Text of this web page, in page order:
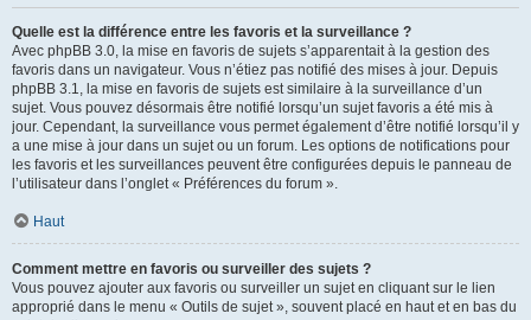
Quelle est la différence entre les favoris et la surveillance ?
Avec phpBB 3.0, la mise en favoris de sujets s’apparentait à la gestion des
favoris dans un navigateur. Vous n’étiez pas notifié des mises à jour. Depuis
phpBB 3.1, la mise en favoris de sujets est similaire à la surveillance d’un
sujet. Vous pouvez désormais être notifié lorsqu’un sujet favoris a été mis à
jour. Cependant, la surveillance vous permet également d’être notifié lorsqu’il y
a une mise à jour dans un sujet ou un forum. Les options de notifications pour
les favoris et les surveillances peuvent être configurées depuis le panneau de
l’utilisateur dans l’onglet « Préférences du forum ».
Haut
Comment mettre en favoris ou surveiller des sujets ?
Vous pouvez ajouter aux favoris ou surveiller un sujet en cliquant sur le lien
approprié dans le menu « Outils de sujet », souvent placé en haut et en bas du